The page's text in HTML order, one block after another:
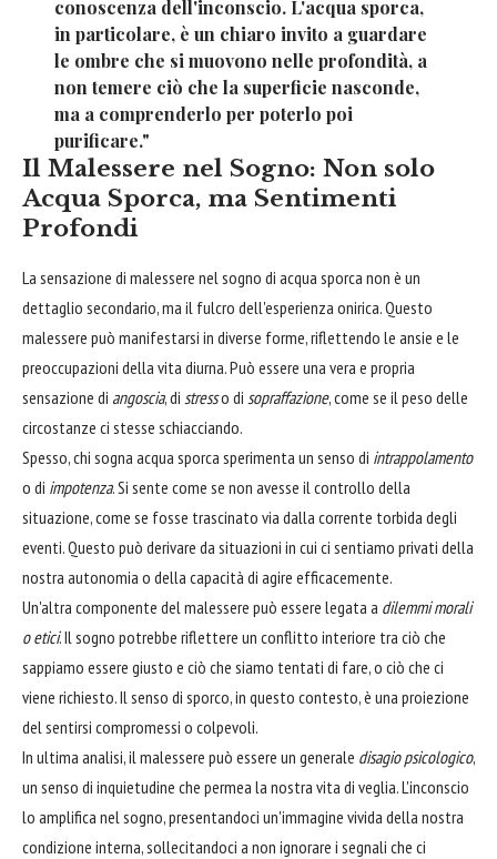
conoscenza dell'inconscio. L'acqua sporca,
in particolare, è un chiaro invito a guardare
le ombre che si muovono nelle profondità, a
non temere ciò che la superficie nasconde,
ma a comprenderlo per poterlo poi
purificare."
Il Malessere nel Sogno: Non solo
Acqua Sporca, ma Sentimenti
Profondi
La sensazione di malessere nel sogno di acqua sporca non è un
dettaglio secondario, ma il fulcro dell'esperienza onirica. Questo
malessere può manifestarsi in diverse forme, riflettendo le ansie e le
preoccupazioni della vita diurna. Può essere una vera e propria
sensazione di angoscia, di stresso di sopraffazione, come se il peso delle
circostanze ci stesse schiacciando.
Spesso, chi sogna acqua sporca sperimenta un senso di intrappolamento
o di impotenza. Si sente come se non avesse il controllo della
situazione, come se fosse trascinato via dalla corrente torbida degli
eventi. Questo può derivare da situazioni in cui ci sentiamo privati della
nostra autonomia o della capacità di agire efficacemente.
Un'altra componente del malessere può essere legata a dilemmi morali
o etici. Il sogno potrebbe riflettere un conflitto interiore tra ciò che
sappiamo essere giusto e ciò che siamo tentati di fare, o ciò che ci
viene richiesto. Il senso di sporco, in questo contesto, è una proiezione
del sentirsi compromessi o colpevoli.
In ultima analisi, il malessere può essere un generale disagio psicologico,
un senso di inquietudine che permea la nostra vita di veglia. L'inconscio
lo amplifica nel sogno, presentandoci un'immagine vivida della nostra
condizione interna, sollecitandoci a non ignorare i segnali che ci